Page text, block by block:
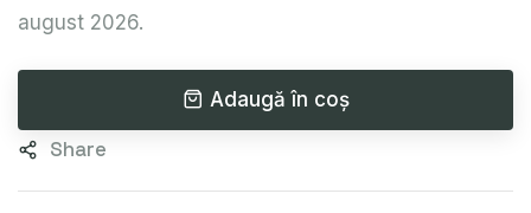
august 2026.
Adaugă în coș
Share